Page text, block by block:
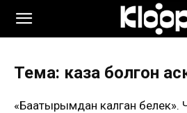
Тема: каза болгон
«Баатырымдан калган белек».